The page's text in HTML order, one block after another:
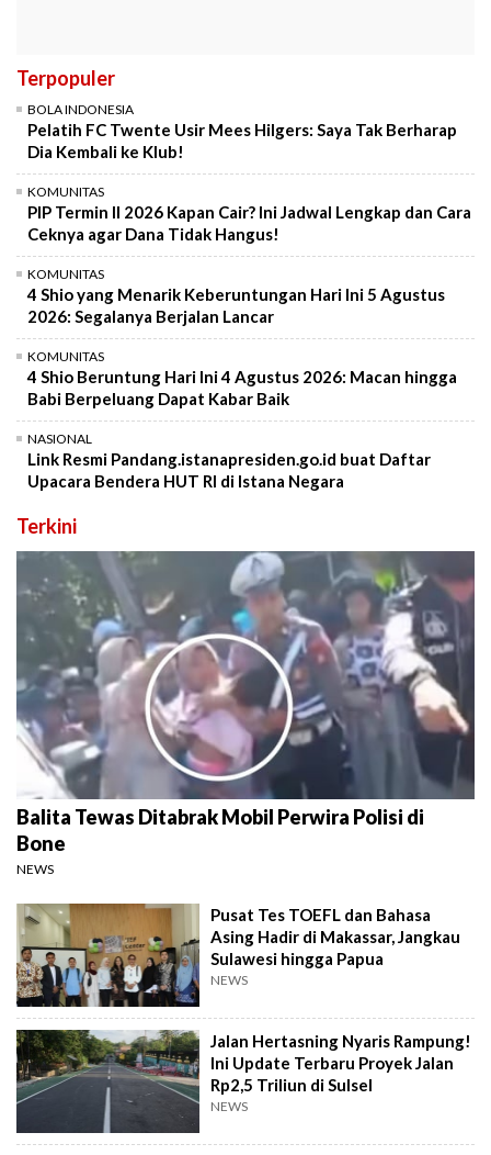
Terpopuler
BOLA INDONESIA
Pelatih FC Twente Usir Mees Hilgers: Saya Tak Berharap
Dia Kembali ke Klub!
KOMUNITAS
PIP Termin II 2026 Kapan Cair? Ini Jadwal Lengkap dan Cara
Ceknya agar Dana Tidak Hangus!
KOMUNITAS
4 Shio yang Menarik Keberuntungan Hari Ini 5 Agustus
2026: Segalanya Berjalan Lancar
KOMUNITAS
4 Shio Beruntung Hari Ini 4 Agustus 2026: Macan hingga
Babi Berpeluang Dapat Kabar Baik
NASIONAL
Link Resmi Pandang.istanapresiden.go.id buat Daftar
Upacara Bendera HUT RI di Istana Negara
Terkini
Balita Tewas Ditabrak Mobil Perwira Polisi di
Bone
NEWS
Pusat Tes TOEFL dan Bahasa
Asing Hadir di Makassar, Jangkau
Sulawesi hingga Papua
NEWS
Jalan Hertasning Nyaris Rampung!
Ini Update Terbaru Proyek Jalan
Rp2,5 Triliun di Sulsel
NEWS